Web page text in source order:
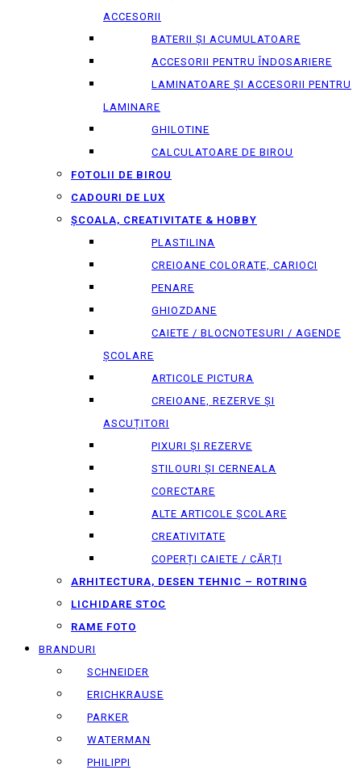
ACCESORII
BATERII ȘI ACUMULATOARE
ACCESORII PENTRU ÎNDOSARIERE
LAMINATOARE ȘI ACCESORII PENTRU
LAMINARE
GHILOTINE
CALCULATOARE DE BIROU
FOTOLII DE BIROU
CADOURI DE LUX
ȘCOALA, CREATIVITATE & HOBBY
PLASTILINA
CREIOANE COLORATE, CARIOCI
PENARE
GHIOZDANE
CAIETE / BLOCNOTESURI / AGENDE
ȘCOLARE
ARTICOLE PICTURA
CREIOANE, REZERVE ȘI
ASCUȚITORI
PIXURI ȘI REZERVE
STILOURI ȘI CERNEALA
CORECTARE
ALTE ARTICOLE ȘCOLARE
CREATIVITATE
COPERȚI CAIETE / CĂRȚI
ARHITECTURA, DESEN TEHNIC – ROTRING
LICHIDARE STOC
RAME FOTO
BRANDURI
SCHNEIDER
ERICHKRAUSE
PARKER
WATERMAN
PHILIPPI